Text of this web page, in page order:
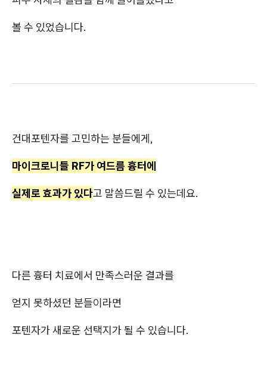
볼 수 있었습니다.
건대포텐자를 고민하는 분들에게,
마이크로니들 RF가 여드름 흉터에
실제로 효과가 있다고 말씀드릴 수 있는데요.
다른 흉터 치료에서 만족스러운 결과를
얻지 못하셨던 분들이라면
포텐자가 새로운 선택지가 될 수 있습니다.